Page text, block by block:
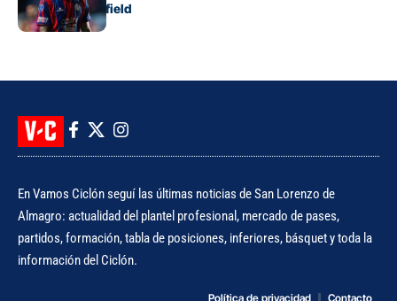
carrera en Banfield
En Vamos Ciclón seguí las últimas noticias de San Lorenzo de
Almagro: actualidad del plantel profesional, mercado de pases,
partidos, formación, tabla de posiciones, inferiores, básquet y toda la
información del Ciclón.
Política de privacidad Contacto